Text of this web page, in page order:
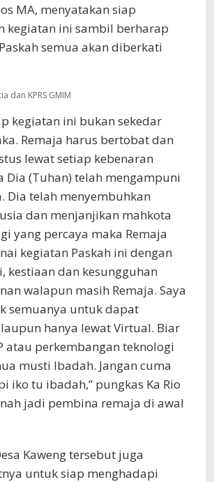
MA, menyatakan siap
kegiatan ini sambil berharap
semua akan diberkati
dan KPRS GMIM
kegiatan ini bukan sekedar
Remaja harus bertobat dan
lewat setiap kebenaran
Dia (Tuhan) telah mengampuni
Dia telah menyembuhkan
dan menjanjikan mahkota
yang percaya maka Remaja
kegiatan Paskah ini dengan
kestiaan dan kesungguhan
walapun masih Remaja. Saya
semuanya untuk dapat
hanya lewat Virtual. Biar
atau perkembangan teknologi
musti Ibadah. Jangan cuma
iko tu ibadah,” pungkas Ka Rio
jadi pembina remaja di awal
Kaweng tersebut juga
untuk siap menghadapi